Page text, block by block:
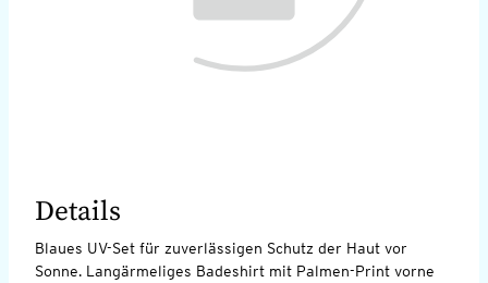
Details
Blaues UV-Set für zuverlässigen Schutz der Haut vor
Sonne. Langärmeliges Badeshirt mit Palmen-Print vorne